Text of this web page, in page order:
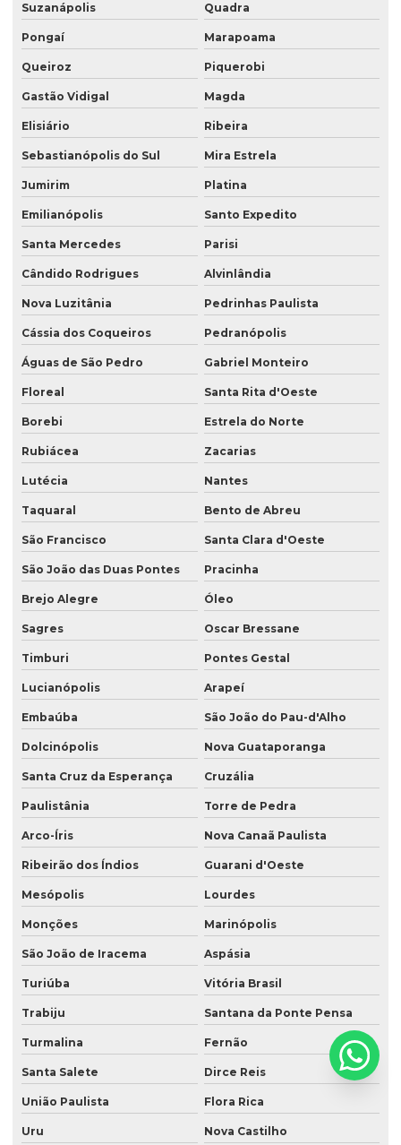
Suzanápolis Quadra
Pongaí Marapoama
Queiroz Piquerobi
Gastão Vidigal Magda
Elisiário Ribeira
Sebastianópolis do Sul Mira Estrela
Jumirim Platina
Emilianópolis Santo Expedito
Santa Mercedes Parisi
Cândido Rodrigues Alvinlândia
Nova Luzitânia Pedrinhas Paulista
Cássia dos Coqueiros Pedranópolis
Águas de São Pedro Gabriel Monteiro
Floreal Santa Rita d'Oeste
Borebi Estrela do Norte
Rubiácea Zacarias
Lutécia Nantes
Taquaral Bento de Abreu
São Francisco Santa Clara d'Oeste
São João das Duas Pontes Pracinha
Brejo Alegre Óleo
Sagres Oscar Bressane
Timburi Pontes Gestal
Lucianópolis Arapeí
Embaúba São João do Pau-d'Alho
Dolcinópolis Nova Guataporanga
Santa Cruz da Esperança Cruzália
Paulistânia Torre de Pedra
Arco-Íris Nova Canaã Paulista
Ribeirão dos Índios Guarani d'Oeste
Mesópolis Lourdes
Monções Marinópolis
São João de Iracema Aspásia
Turiúba Vitória Brasil
Trabiju Santana da Ponte Pensa
Turmalina Fernão
Santa Salete Dirce Reis
União Paulista Flora Rica
Uru Nova Castilho